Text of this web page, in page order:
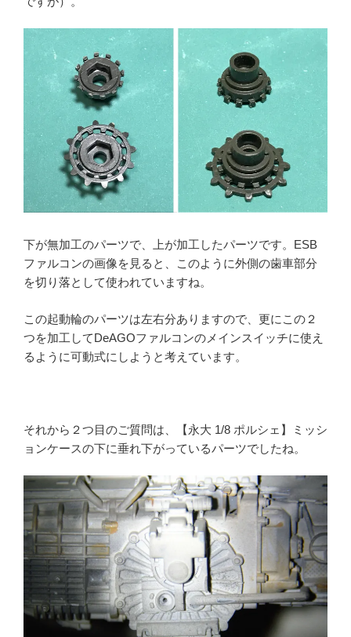
下が無加工のパーツで、上が加工したパーツです。ESB
ファルコンの画像を見ると、このように外側の歯車部分
を切り落として使われていますね。
この起動輪のパーツは左右分ありますので、更にこの２
つを加工してDeAGOファルコンのメインスイッチに使え
るように可動式にしようと考えています。
それから２つ目のご質問は、【永大 1/8 ポルシェ】ミッシ
ョンケースの下に垂れ下がっているパーツでしたね。